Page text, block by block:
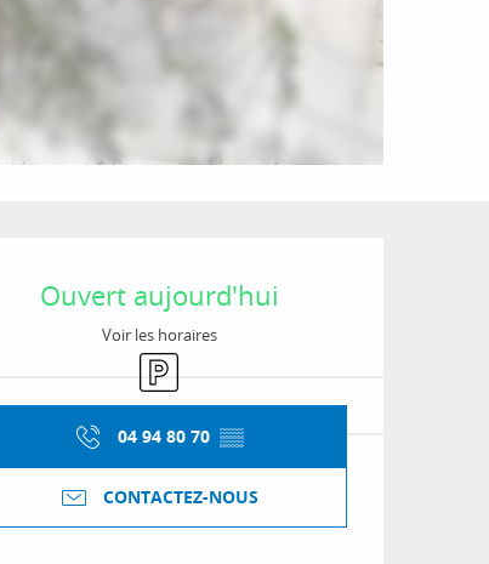
et
Ouvert aujourd'hui
Voir les horaires
Parking
04 94 80 70 ▒▒
CONTACTEZ-NOUS